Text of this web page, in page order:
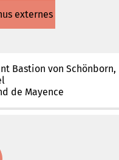
un
nouvel
externes
Bastion von Schönborn,
de Mayence